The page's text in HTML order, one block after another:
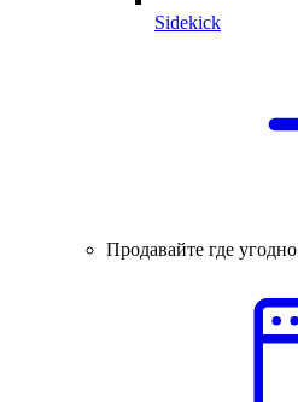
Sidekick
Продавайте где угодно